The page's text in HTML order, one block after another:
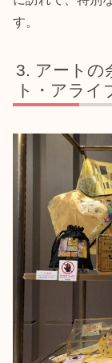
す。
アートの
ト・アライ